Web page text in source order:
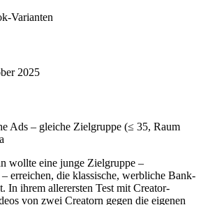
Varianten
2025
Ads – gleiche Zielgruppe (≤ 35, Raum
wollte eine junge Zielgruppe –
erreichen, die klassische, werbliche Bank-
In ihrem allerersten Test mit Creator-
von zwei Creatorn gegen die eigenen